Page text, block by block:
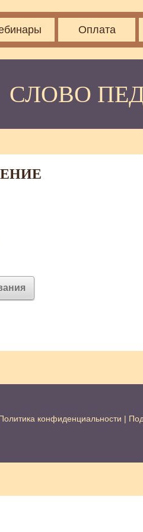
Оплата
СЛОВО
конфиденциальности |